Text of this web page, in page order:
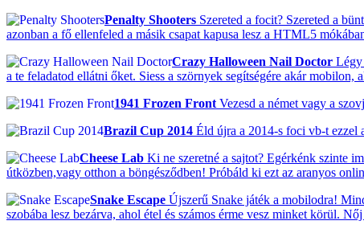
Penalty Shooters Szereted a focit? Szereted a
azonban a fő ellenfeled a másik csapat kapusa lesz a HTML5
Crazy Halloween Nail Doctor Légy
a te feladatod ellátni őket. Siess a szörnyek segítségére akár mobilon,
1941 Frozen Front Vezesd a német vagy a
Brazil Cup 2014 Éld újra a 2014-s foci vb-t ezzel
Cheese Lab Ki ne szeretné a sajtot? Egérkénk szinte
útközben,vagy otthon a böngésződben! Próbáld ki ezt az aranyos
Snake Escape Újszerű Snake játék a mobilodra!
szobába lesz bezárva, ahol étel és számos érme vesz minket körül.